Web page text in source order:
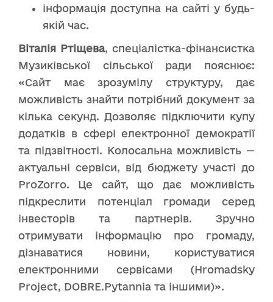
інформація доступна на сайті у будь-
якій час.
Віталія Ртіщева, спеціалістка-фінансистка
Музиківської сільської ради пояснює:
«Сайт має зрозумілу структуру, дає
можливість знайти потрібний документ за
кілька секунд. Дозволяє підключити купу
додатків в сфері електронної демократії
та підзвітності. Колосальна можливість —
актуальні сервіси, від бюджету участі до
ProZorrо. Це сайт, що дає можливість
підкреслити потенціал громади серед
інвесторів та партнерів. Зручно
отримувати інформацію про громаду,
дізнаватися новини, користуватися
електронними сервісами (Hromadsky
Project, DOBRE.Pytannia та іншими)».